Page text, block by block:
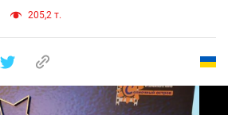
205,2 т.